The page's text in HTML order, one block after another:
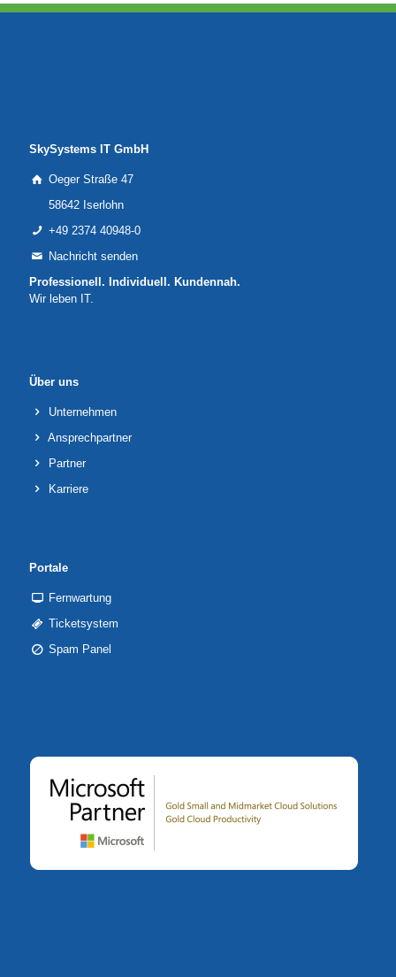
SkySystems IT GmbH
Oeger Straße 47
58642 Iserlohn
+49 2374 40948-0
Nachricht senden
Professionell. Individuell. Kundennah.
Wir leben IT.
Über uns
Unternehmen
Ansprechpartner
Partner
Karriere
Portale
Fernwartung
Ticketsystem
Spam Panel